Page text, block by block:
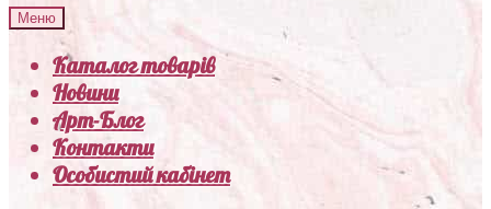
Меню
Каталог товарів
Новини
Арт-Блог
Контакти
Особистий кабінет